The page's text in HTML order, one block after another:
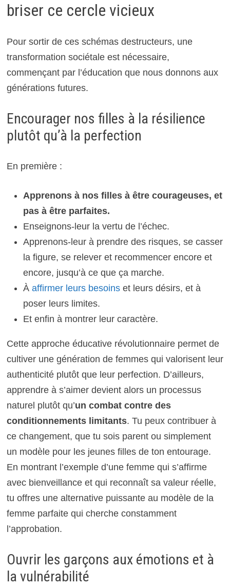
briser ce cercle vicieux
Pour sortir de ces schémas destructeurs, une
transformation sociétale est nécessaire,
commençant par l’éducation que nous donnons aux
générations futures.
Encourager nos filles à la résilience
plutôt qu’à la perfection
En première :
Apprenons à nos filles à être courageuses, et
pas à être parfaites.
Enseignons-leur la vertu de l’échec.
Apprenons-leur à prendre des risques, se casser
la figure, se relever et recommencer encore et
encore, jusqu’à ce que ça marche.
À affirmer leurs besoinset leurs désirs, et à
poser leurs limites.
Et enfin à montrer leur caractère.
Cette approche éducative révolutionnaire permet de
cultiver une génération de femmes qui valorisent leur
authenticité plutôt que leur perfection. D’ailleurs,
apprendre à s’aimer devient alors un processus
naturel plutôt qu’un combat contre des
conditionnements limitants. Tu peux contribuer à
ce changement, que tu sois parent ou simplement
un modèle pour les jeunes filles de ton entourage.
En montrant l’exemple d’une femme qui s’affirme
avec bienveillance et qui reconnaît sa valeur réelle,
tu offres une alternative puissante au modèle de la
femme parfaite qui cherche constamment
l’approbation.
Ouvrir les garçons aux émotions et à
la vulnérabilité